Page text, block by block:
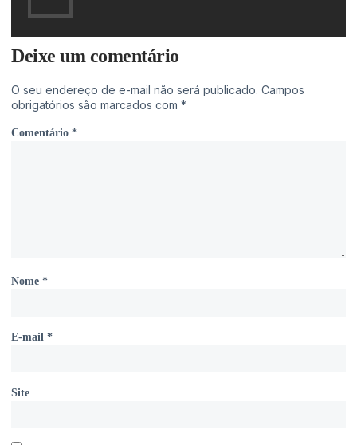
Deixe um comentário
O seu endereço de e-mail não será publicado. Campos
obrigatórios são marcados com *
Comentário *
Nome *
E-mail *
Site